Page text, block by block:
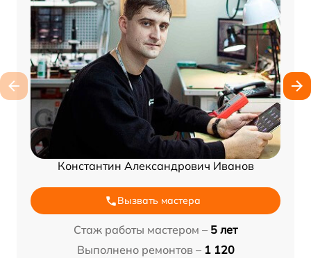
Константин Александрович Иванов
Вызвать мастера
Стаж работы мастером – 5 лет
Выполнено ремонтов – 1 120